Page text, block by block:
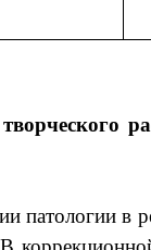
патологии